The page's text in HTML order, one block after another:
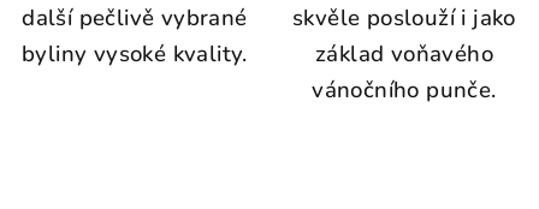
další pečlivě vybrané
byliny vysoké kvality.
skvěle poslouží i jako
základ voňavého
vánočního punče.